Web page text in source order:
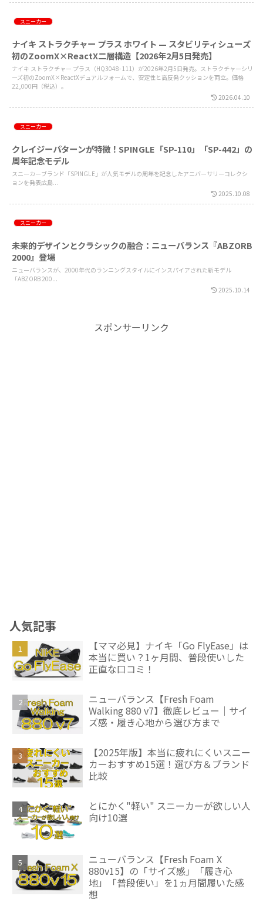
スニーカー
ナイキ ストラクチャー プラス ホワイト — スタビリティシューズ
初のZoomX×ReactX二層構造【2026年2月5日発売】
ナイキ ストラクチャー プラス（HQ3048-111）が2026年2月5日発売。ストラクチャーシリ
ーズ初のZoomX×ReactXデュアルフォームで、安定性と高反発クッションを両立。価格
22,000円（税込）。
2026.04.10
スニーカー
クレイジーパターンが特徴！SPINGLE「SP-110」「SP-442」の
周年記念モデル
スニーカーブランド「SPINGLE」が人気モデルの周年を記念したアニバーサリーコレクシ
ョンを発表広島...
2025.10.08
スニーカー
未来的デザインとクラシックの融合：ニューバランス『ABZORB
2000』登場
ニューバランスが、2000年代のランニングスタイルにインスパイアされた新モデル
「ABZORB 200...
2025.10.14
スポンサーリンク
人気記事
【ママ必見】ナイキ「Go FlyEase」は
本当に買い？1ヶ月間、普段使いした
正直な口コミ！
ニューバランス【Fresh Foam
Walking 880 v7】徹底レビュー｜サイ
ズ感・履き心地から選び方まで
【2025年版】本当に疲れにくいスニー
カーおすすめ15選！選び方＆ブランド
比較
とにかく"軽い" スニーカーが欲しい人
向け10選
ニューバランス【Fresh Foam X
880v15】の「サイズ感」「履き心
地」「普段使い」を1ヵ月間履いた感
想